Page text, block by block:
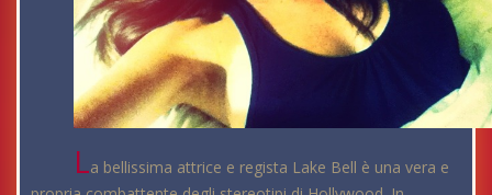
La bellissima attrice e regista Lake Bell è una vera e